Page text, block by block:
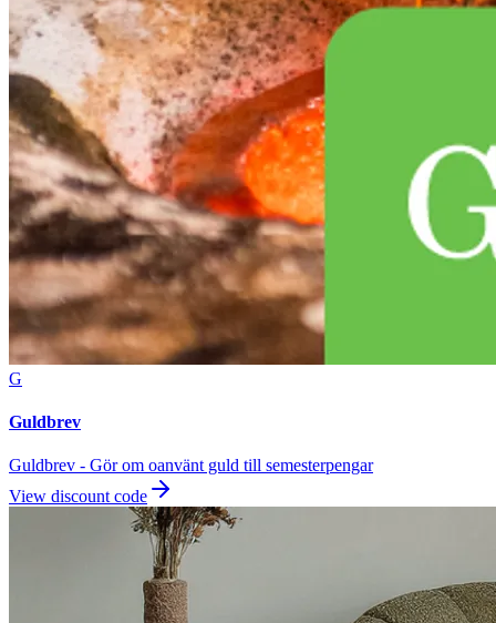
G
Guldbrev
Guldbrev - Gör om oanvänt guld till semesterpengar
View discount code